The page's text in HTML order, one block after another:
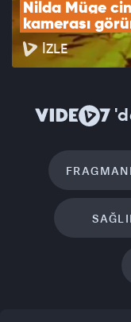
Nilda Müge
kamerası
İZLE